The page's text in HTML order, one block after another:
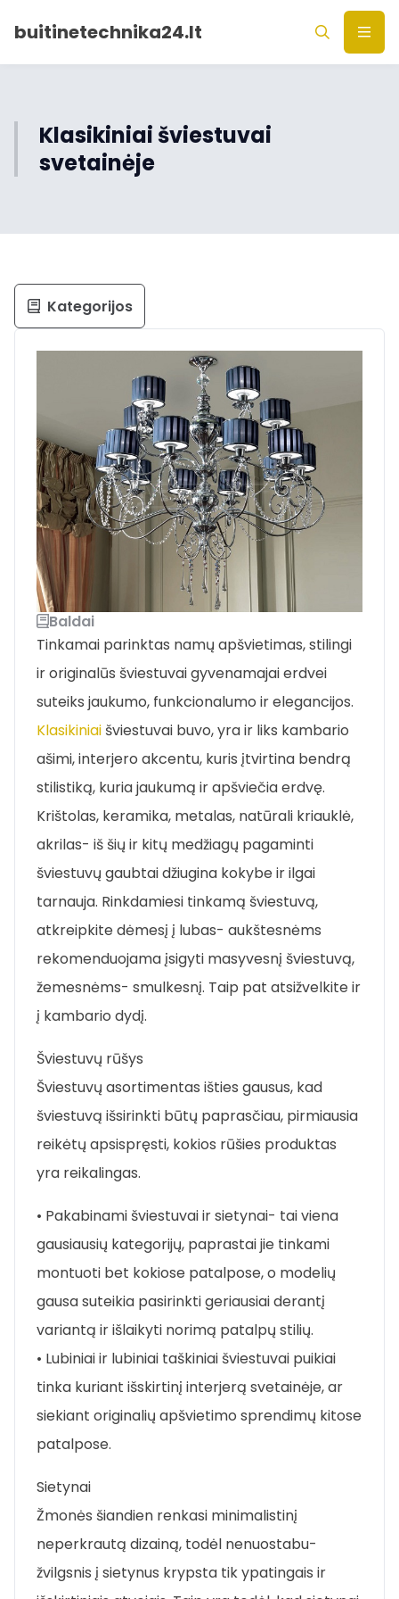
buitinetechnika24.lt
Klasikiniai šviestuvai
svetainėje
Baldai
Tinkamai parinktas namų apšvietimas, stilingi
ir originalūs šviestuvai gyvenamajai erdvei
suteiks jaukumo, funkcionalumo ir elegancijos.
Klasikiniai šviestuvai buvo, yra ir liks kambario
ašimi, interjero akcentu, kuris įtvirtina bendrą
stilistiką, kuria jaukumą ir apšviečia erdvę.
Krištolas, keramika, metalas, natūrali kriauklė,
akrilas- iš šių ir kitų medžiagų pagaminti
šviestuvų gaubtai džiugina kokybe ir ilgai
tarnauja. Rinkdamiesi tinkamą šviestuvą,
atkreipkite dėmesį į lubas- aukštesnėms
rekomenduojama įsigyti masyvesnį šviestuvą,
žemesnėms- smulkesnį. Taip pat atsižvelkite ir
į kambario dydį.
Šviestuvų rūšys
Šviestuvų asortimentas išties gausus, kad
šviestuvą išsirinkti būtų paprasčiau, pirmiausia
reikėtų apsispręsti, kokios rūšies produktas
yra reikalingas.
• Pakabinami šviestuvai ir sietynai- tai viena
gausiausių kategorijų, paprastai jie tinkami
montuoti bet kokiose patalpose, o modelių
gausa suteikia pasirinkti geriausiai derantį
variantą ir išlaikyti norimą patalpų stilių.
• Lubiniai ir lubiniai taškiniai šviestuvai puikiai
tinka kuriant išskirtinį interjerą svetainėje, ar
siekiant originalių apšvietimo sprendimų kitose
patalpose.
Sietynai
Žmonės šiandien renkasi minimalistinį
neperkrautą dizainą, todėl nenuostabu-
žvilgsnis į sietynus krypsta tik ypatingais ir
Kategorijos